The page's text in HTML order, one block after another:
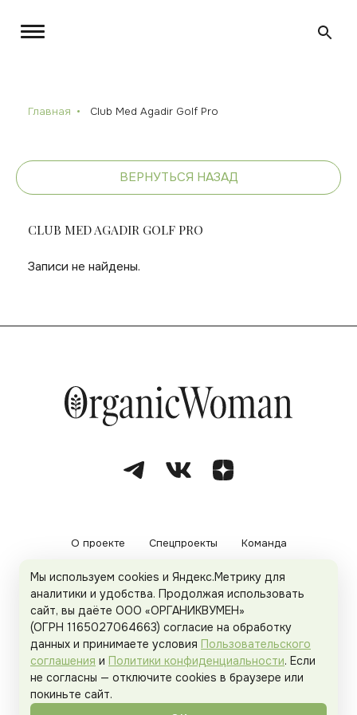
Главная Club Med Agadir Golf Pro
ВЕРНУТЬСЯ НАЗАД
CLUB MED AGADIR GOLF PRO
Записи не найдены.
О проекте Спецпроекты Команда
Рекламодателям Политика конфиденциальности
Пользовательское соглашение
Organicwoman.ru . Все права защищены.
Мы используем cookies и Яндекс.Метрику для
аналитики и удобства. Продолжая использовать
сайт, вы даёте ООО «ОРГАНИКВУМЕН»
(ОГРН 1165027064663) согласие на обработку
данных и принимаете условия Пользовательского
соглашения и Политики конфиденциальности. Если
не согласны — отключите cookies в браузере или
покиньте сайт.